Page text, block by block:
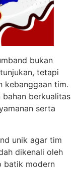
bukan
tetapi
kebanggaan tim.
bahan berkualitas
serta
unik agar tim
dikenali oleh
batik modern